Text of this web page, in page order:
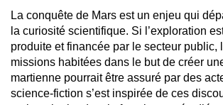
La conquête de Mars est un enjeu qui
la curiosité scientifique. Si l’exploration
produite et financée par le secteur public,
missions habitées dans le but de créer
martienne pourrait être assuré par des
science-fiction s’est inspirée de ces